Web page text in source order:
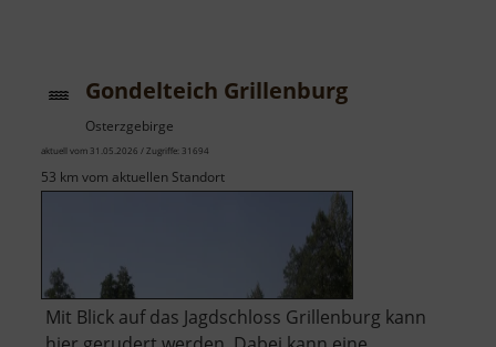
Gondelteich Grillenburg
Osterzgebirge
aktuell vom 31.05.2026 / Zugriffe: 31694
53 km vom aktuellen Standort
Mit Blick auf das Jagdschloss Grillenburg kann